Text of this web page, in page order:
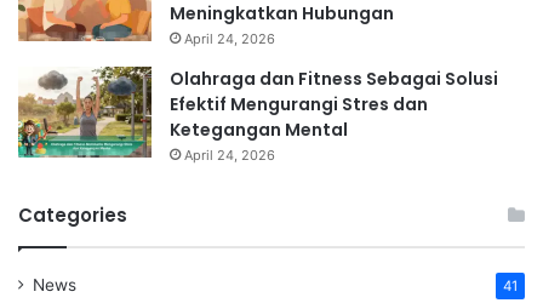
Meningkatkan Hubungan
April 24, 2026
Olahraga dan Fitness Sebagai Solusi
Efektif Mengurangi Stres dan
Ketegangan Mental
April 24, 2026
Categories
News 41